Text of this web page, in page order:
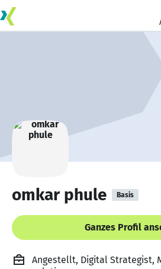
omkar phule Basis
Ganzes Profil
Angestellt, Digital Strategist,